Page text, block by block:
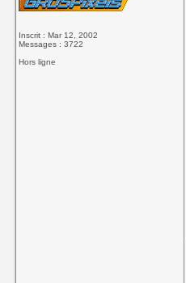
Inscrit : Mar 12, 2002
Messages : 3722
Hors ligne